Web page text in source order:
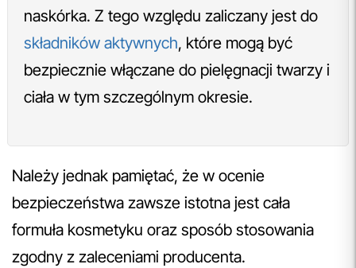
naskórka. Z tego względu zaliczany jest do
składników aktywnych, które mogą być
bezpiecznie włączane do pielęgnacji twarzy i
ciała w tym szczególnym okresie.
Należy jednak pamiętać, że w ocenie
bezpieczeństwa zawsze istotna jest cała
formuła kosmetyku oraz sposób stosowania
zgodny z zaleceniami producenta.